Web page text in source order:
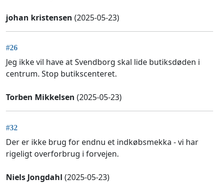
johan kristensen (2025-05-23)
#26
Jeg ikke vil have at Svendborg skal lide butiksdøden i
centrum. Stop butikscenteret.
Torben Mikkelsen (2025-05-23)
#32
Der er ikke brug for endnu et indkøbsmekka - vi har
rigeligt overforbrug i forvejen.
Niels Jongdahl (2025-05-23)